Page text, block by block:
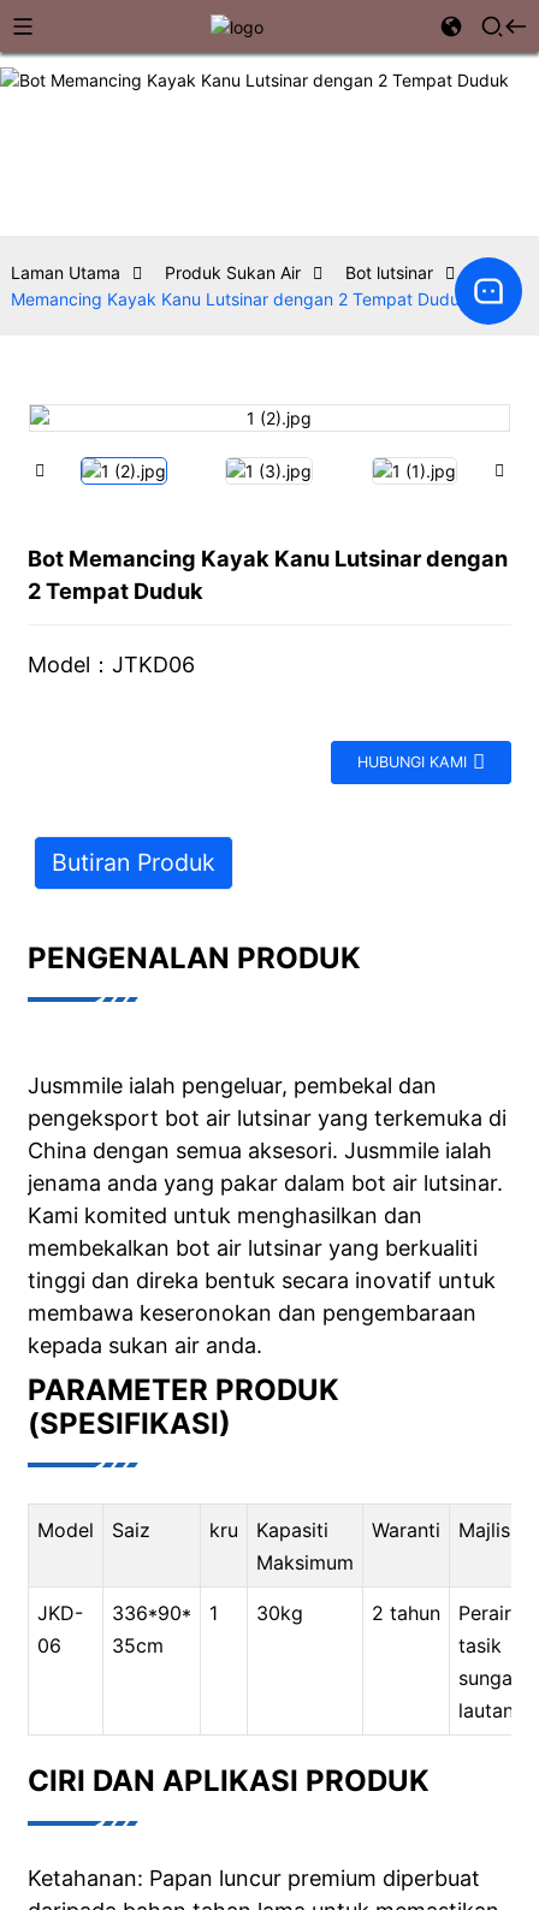
Laman Utama Produk Sukan Air Bot lutsinar
Memancing Kayak Kanu Lutsinar dengan 2 Tempat Duduk
Bot Memancing Kayak Kanu Lutsinar dengan
2 Tempat Duduk
Model：JTKD06
HUBUNGI KAMI
Butiran Produk
PENGENALAN PRODUK
Jusmmile ialah pengeluar, pembekal dan
pengeksport bot air lutsinar yang terkemuka di
China dengan semua aksesori. Jusmmile ialah
jenama anda yang pakar dalam bot air lutsinar.
Kami komited untuk menghasilkan dan
membekalkan bot air lutsinar yang berkualiti
tinggi dan direka bentuk secara inovatif untuk
membawa keseronokan dan pengembaraan
kepada sukan air anda.
PARAMETER PRODUK
(SPESIFIKASI)
Model Saiz kru
Kapasiti
Maksimum
Waranti Majlis:
JKD-
06
336*90*
35cm
1 30kg 2 tahun
Perairan
tasik
sungai
lautan
CIRI DAN APLIKASI PRODUK
Ketahanan: Papan luncur premium diperbuat